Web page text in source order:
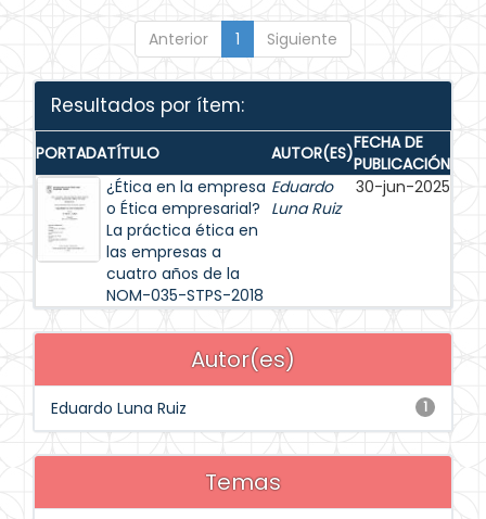
Anterior 1 Siguiente
Resultados por ítem:
PORTADATÍTULO AUTOR(ES)FECHA DE
PUBLICACIÓN
¿Ética en la empresa
o Ética empresarial?
La práctica ética en
las empresas a
cuatro años de la
NOM-035-STPS-2018
Eduardo
Luna Ruiz
30-jun-2025
Autor(es)
1
Eduardo Luna Ruiz
Temas